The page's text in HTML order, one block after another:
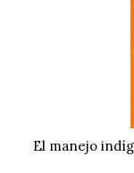
El manejo